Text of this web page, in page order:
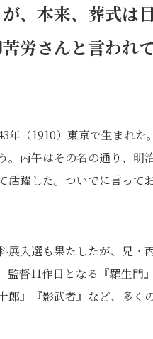
が、本来、葬式は
労さんと言われ
年（1910）東京で生まれ
。丙午はその名の通り、
躍した。ついでに言って
展入選も果たしたが、兄・
監督11作目となる『羅生
』『影武者』など、多く